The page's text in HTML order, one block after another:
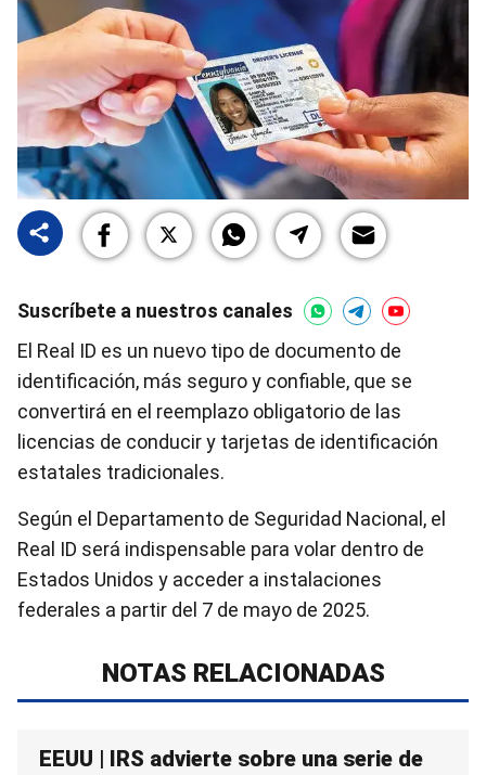
Suscríbete a nuestros canales
El Real ID es un nuevo tipo de documento de
identificación, más seguro y confiable, que se
convertirá en el reemplazo obligatorio de las
licencias de conducir y tarjetas de identificación
estatales tradicionales.
Según el Departamento de Seguridad Nacional, el
Real ID será indispensable para volar dentro de
Estados Unidos y acceder a instalaciones
federales a partir del 7 de mayo de 2025.
NOTAS RELACIONADAS
EEUU | IRS advierte sobre una serie de